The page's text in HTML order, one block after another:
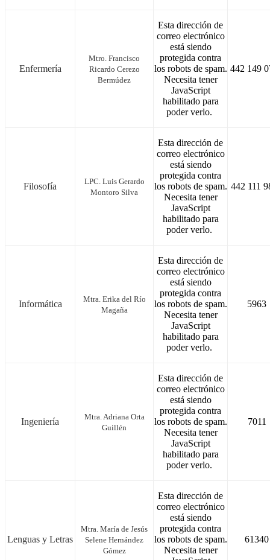
Enfermería
Mtro. Francisco
Ricardo Cerezo
Bermúdez
Esta dirección de
correo electrónico
está siendo
protegida contra
los robots de spam.
Necesita tener
JavaScript
habilitado para
poder verlo.
442 149
Filosofía
LPC. Luis Gerardo
Montoro Silva
Esta dirección de
correo electrónico
está siendo
protegida contra
los robots de spam.
Necesita tener
JavaScript
habilitado para
poder verlo.
442 111
Informática
Mtra. Erika del Río
Magaña
Esta dirección de
correo electrónico
está siendo
protegida contra
los robots de spam.
Necesita tener
JavaScript
habilitado para
poder verlo.
5963
Ingeniería
Mtra. Adriana Orta
Guillén
Esta dirección de
correo electrónico
está siendo
protegida contra
los robots de spam.
Necesita tener
JavaScript
habilitado para
poder verlo.
7011
Lenguas y Letras
Mtra. María de Jesús
Selene Hernández
Gómez
Esta dirección de
correo electrónico
está siendo
protegida contra
los robots de spam.
Necesita tener
61340